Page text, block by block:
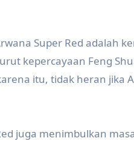
Super Red adalah
kepercayaan Feng
itu, tidak heran jika
juga menimbulkan